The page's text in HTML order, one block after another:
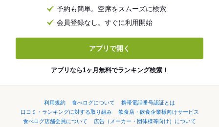
予約も簡単。空席をスムーズに検索
会員登録なし。すぐに利用開始
アプリで開く
アプリなら1ヶ月無料でランキング検索！
利用規約 食べログについて
携帯電話番号認証とは
口コミ・ランキングに対する取り組み
飲食店・飲食企業様向けサービス
食べログ店舗会員について
広告（メーカー・団体様等向け）について